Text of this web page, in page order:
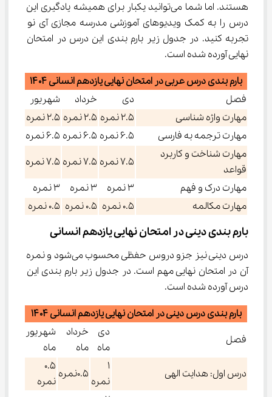
هستند. اما شما می‌توانید یکبار برای همیشه یادگیری این
درس را به کمک ویدیوهای آموزشی مدرسه مجازی آی نو
تجربه کنید. در جدول زیر بارم بندی این درس در امتحان
نهایی آورده شده است.
بارم بندی درس عربی در امتحان نهایی یازدهم انسانی ۱۴۰۴
فصل
دی خرداد
شهریور
مهارت واژه شناسی
۲.۵ نمره ۲.۵ نمره
۲.۵ نمره
مهارت ترجمه به فارسی
۶.۵ نمره ۶.۵ نمره
۶.۵ نمره
مهارت شناخت و کاربرد
قواعد
۷.۵ نمره ۷.۵ نمره
۷.۵ نمره
مهارت درک و فهم
۳ نمره ۳ نمره
۳ نمره
مهارت مکالمه
۰.۵ نمره ۰.۵ نمره ۰.۵ نمره
بارم بندی دینی در امتحان نهایی یازدهم انسانی
درس دینی نیز جزو دروس حفظی محسوب می‌شود و نمره
آن در امتحان نهایی مهم است. در جدول زیر بارم بندی این
درس آورده شده است.
بارم بندی درس دینی در امتحان نهایی یازدهم انسانی ۱۴۰۴
فصل
دی
ماه
خرداد
ماه
شهریور
ماه
درس اول: هدایت الهی
۱
نمره
۰.۵نمره
۰.۵
نمره